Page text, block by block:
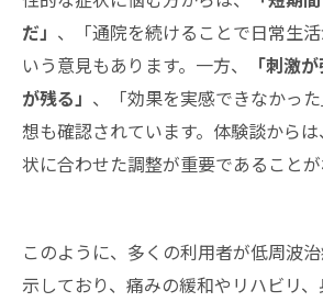
だ」 、「通院を続けることで日常生
いう意見もあります。一方、
「刺激
が残る」 、「効果を実感できなかっ
想も確認されています。体験談から
状に合わせた調整が重要であることが
このように、多くの利用者が低周波
示しており、痛みの緩和やリハビリ